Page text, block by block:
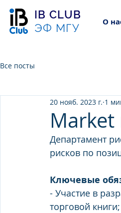
IB CLUB
ЭФ МГУ
О
Все посты
Market
20 нояб. 2023 г. 1
Департамент
рисков по
Ключевые
- Участие в
торговой книги;